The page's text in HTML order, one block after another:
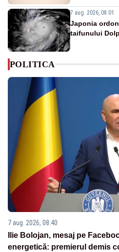
7 aug. 2026, 08:01
Japonia
taifunului
POLITICA
7 aug. 2026, 08:40
Ilie Bolojan, mesaj pe
energetică: premierul demis